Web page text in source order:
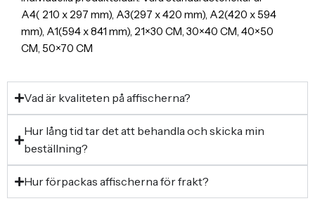
A4( 210 x 297 mm), A3(297 x 420 mm), A2(420 x 594
mm), A1(594 x 841 mm), 21×30 CM, 30×40 CM, 40×50
CM, 50×70 CM
Vad är kvaliteten på affischerna?
Hur lång tid tar det att behandla och skicka min
beställning?
Hur förpackas affischerna för frakt?